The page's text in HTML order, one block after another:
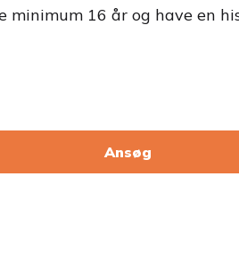
16 år og have en
Ansøg